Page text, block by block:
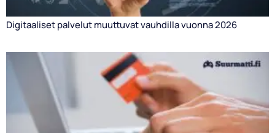
Digitaaliset palvelut muuttuvat vauhdilla vuonna 2026